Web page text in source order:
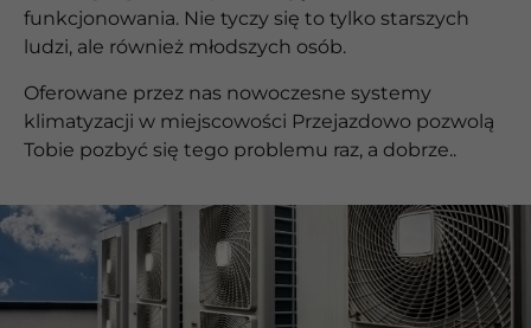
funkcjonowania. Nie tyczy się to tylko starszych
ludzi, ale również młodszych osób.
Oferowane przez nas nowoczesne systemy
klimatyzacji w miejscowości Przejazdowo pozwolą
Tobie pozbyć się tego problemu raz, a dobrze..